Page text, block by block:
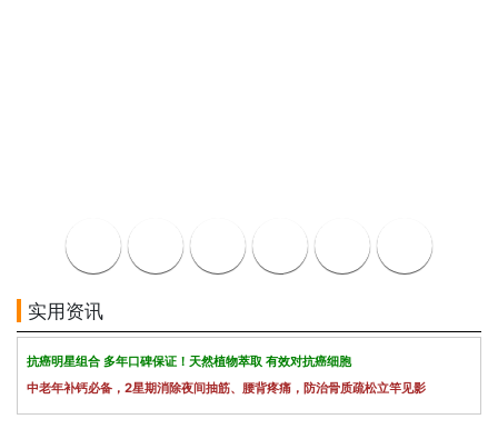
实用资讯
抗癌明星组合 多年口碑保证！天然植物萃取 有效对抗癌细胞
中老年补钙必备，2星期消除夜间抽筋、腰背疼痛，防治骨质疏松立竿见影